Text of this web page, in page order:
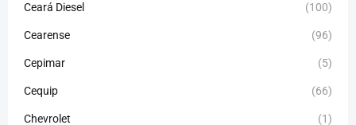
Ceará Diesel (100)
Cearense (96)
Cepimar (5)
Cequip (66)
Chevrolet (1)